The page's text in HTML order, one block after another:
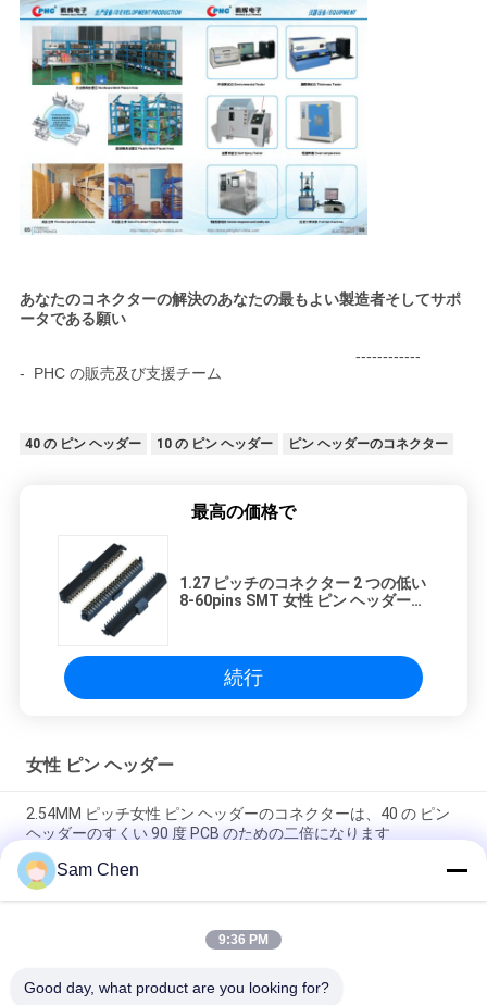
あなたのコネクターの解決のあなたの最もよい製造者そしてサポ
ータである願い
------------
- PHC の販売及び支援チーム
40 の ピン ヘッダー 10 の ピン ヘッダー ピン ヘッダーのコネクター
最高の価格で
1.27 ピッチのコネクター 2 つの低い
8-60pins SMT 女性 ピン ヘッダー、
続行
女性 ピン ヘッダー
2.54MM ピッチ女性 ピン ヘッダーのコネクターは、40 の ピン
ヘッダーのすくい 90 度 PCB のための二倍になります
円形の女性 ピン ヘッダー 1.27MM ピッチのコネクターのすくい
PCB の挿入物の版のための 180 度
金張りされる女性ヘッダー 1.27mm ピッチの倍の列 50 ピン
Sam Chen
9:36 PM
Good day, what product are you looking for?